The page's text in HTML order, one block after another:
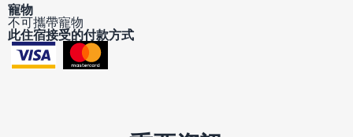
寵物
不可攜帶寵物
此住宿接受的付款方式